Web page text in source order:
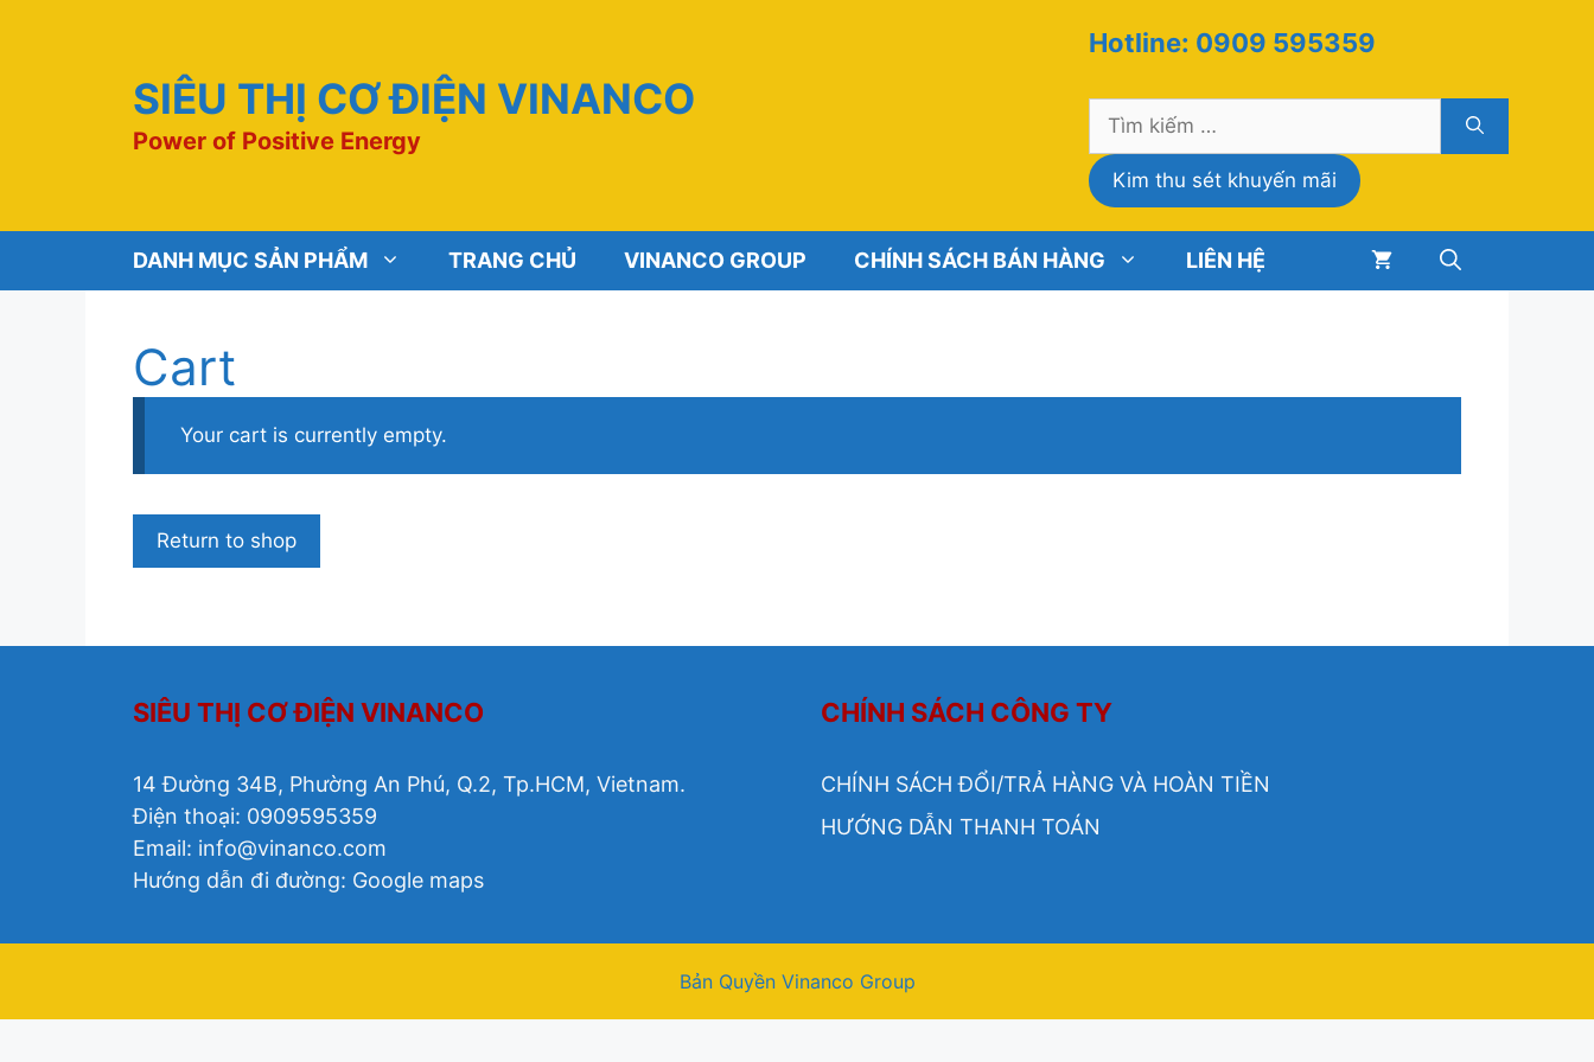
SIÊU THỊ CƠ ĐIỆN VINANCO
Power of Positive Energy
Hotline: 0909 595359
Tìm
cho:Kim thu sét khuyến mãi
DANH MỤC SẢN PHẨM TRANG CHỦ VINANCO GROUP CHÍNH SÁCH BÁN HÀNG LIÊN HỆ
Cart
Your cart is currently empty.
Return to shop
SIÊU THỊ CƠ ĐIỆN VINANCO
14 Đường 34B, Phường An Phú, Q.2, Tp.HCM, Vietnam.
Điện thoại: 0909595359
Email: info@vinanco.com
Hướng dẫn đi đường: Google maps
CHÍNH SÁCH CÔNG TY
CHÍNH SÁCH ĐỔI/TRẢ HÀNG VÀ HOÀN TIỀN
HƯỚNG DẪN THANH TOÁN
Bản Quyền Vinanco Group